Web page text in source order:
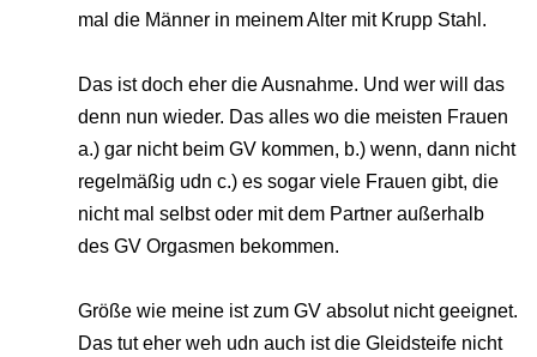
mal die Männer in meinem Alter mit Krupp Stahl.
Das ist doch eher die Ausnahme. Und wer will das
denn nun wieder. Das alles wo die meisten Frauen
a.) gar nicht beim GV kommen, b.) wenn, dann nicht
regelmäßig udn c.) es sogar viele Frauen gibt, die
nicht mal selbst oder mit dem Partner außerhalb
des GV Orgasmen bekommen.
Größe wie meine ist zum GV absolut nicht geeignet.
Das tut eher weh udn auch ist die Gleidsteife nicht